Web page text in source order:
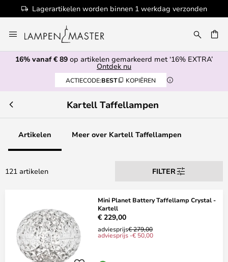
1 werkdag verzonden 100+
naar
de
inhoud
16% vanaf € 89 op artikelen gemarkeerd met ‘16% EXTRA’
Ontdek nu
ACTIECODE:BEST KOPIËREN
Kartell Taffellampen
Artikelen Meer over Kartell Taffellampen
121 artikelen FILTER
Mini Planet Battery Taffellamp Crystal -
Kartell
€ 229,00
adviesprijs€ 279,00
adviesprijs -€ 50,00